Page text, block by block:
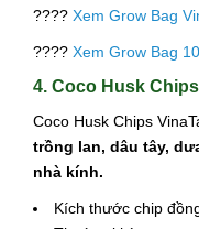
???? Xem Grow Bag
???? Xem Grow Bag
4. Coco Husk
Coco Husk Chips
trồng lan, dâu tây,
nhà kính.
Kích thước chip